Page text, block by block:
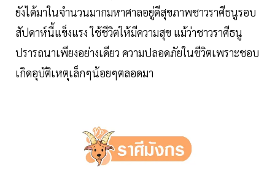
ยังได้มาในจำนวนมากมหาศาลอยู่ดีสุขภาพชาวราศีธนูรอบ
สัปดาห์นี้แข็งแรง ใช้ชีวิตให้มีความสุข แม้ว่าชาวราศีธนู
ปรารถนาเพียงอย่างเดียว ความปลอดภัยในชีวิตเพราะชอบ
เกิดอุบัติเหตุเล็กๆน้อยๆตลอดมา